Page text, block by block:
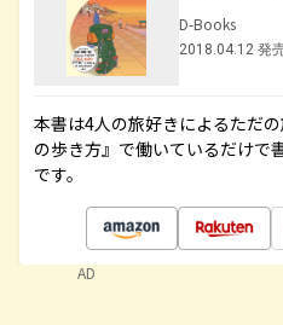
D-Books
2018.04.12 発
本書は4人の旅好きによるただ
の歩き方』で働いているだけで
です。
AD